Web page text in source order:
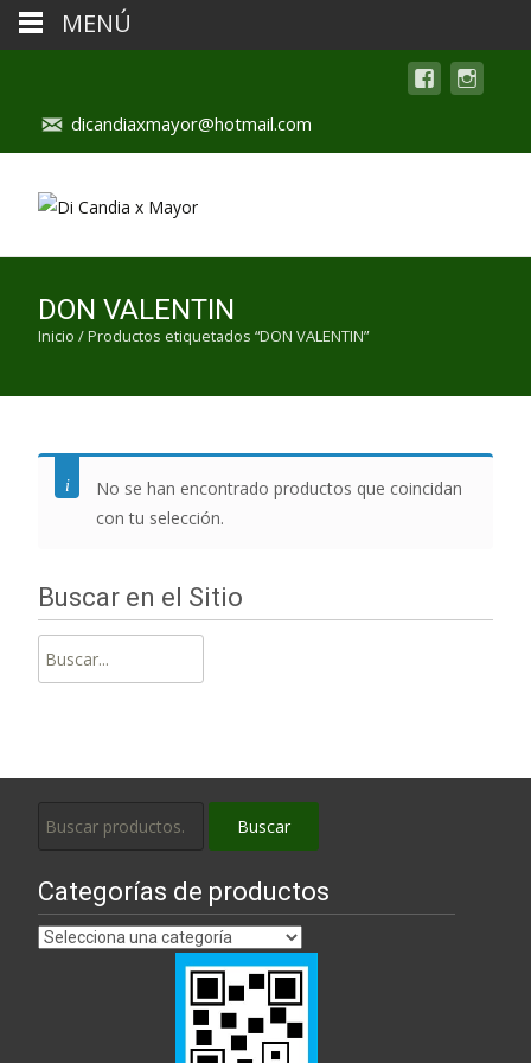
dicandiaxmayor@hotmail.com
DON VALENTIN
Inicio / Productos etiquetados “DON VALENTIN”
No se han encontrado productos que coincidan
con tu selección.
Buscar en el Sitio
Buscar:
Buscar
Buscar
Categorías de productos
MENÚ